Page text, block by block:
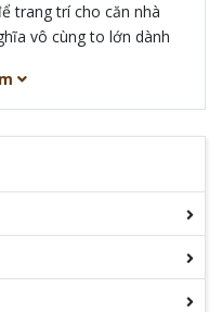
trang trí cho căn nhà
vô cùng to lớn dành